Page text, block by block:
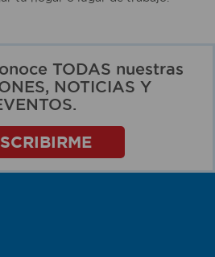
TODAS nuestras
NOTICIAS Y